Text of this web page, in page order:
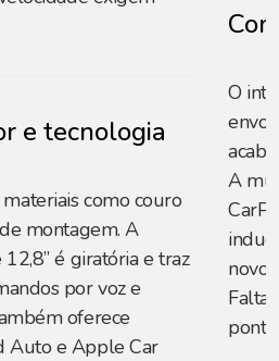
e tecnologia
como couro
montagem. A
é giratória e traz
por voz e
oferece
Auto e Apple Car
O
A